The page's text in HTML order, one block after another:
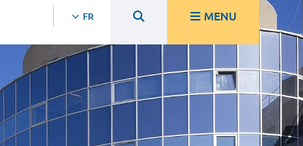
FR MENU